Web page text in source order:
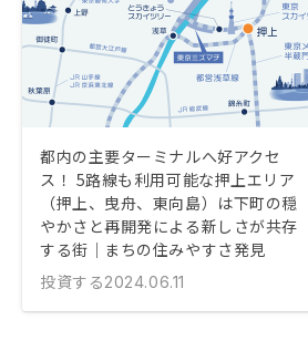
都内の主要ターミナルへ好アクセ
ス！ 5路線も利用可能な押上エリア
（押上、曳舟、東向島）は下町の穏
やかさと再開発による新しさが共存
する街｜まちの住みやすさ発見
投資する2024.06.11